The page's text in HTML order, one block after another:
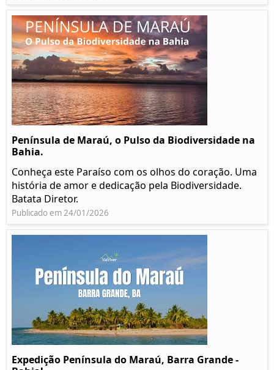
Península de Maraú, o Pulso da Biodiversidade na
Bahia.
Conheça este Paraíso com os olhos do coração. Uma
história de amor e dedicação pela Biodiversidade.
Batata Diretor.
Publicado em 24/01/2026
Expedição Península do Maraú, Barra Grande -